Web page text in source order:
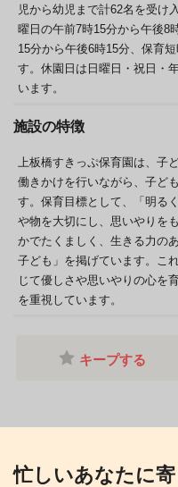
児から幼児まで計62名を受け
曜日の午前7時15分から午後8
15分から午後6時15分、保育
す。休園日は日曜日・祝日・
います。
施設の特徴
上板橋すきっぷ保育園は、子
働きかけを行いながら、子ど
す。保育目標として、「明る
や物を大切にし、思いやりを
かでたくましく、生きる力の
子ども」を掲げています。こ
じて優しさや思いやりの心を
を重視しています。
キープする
忙しいあなたに